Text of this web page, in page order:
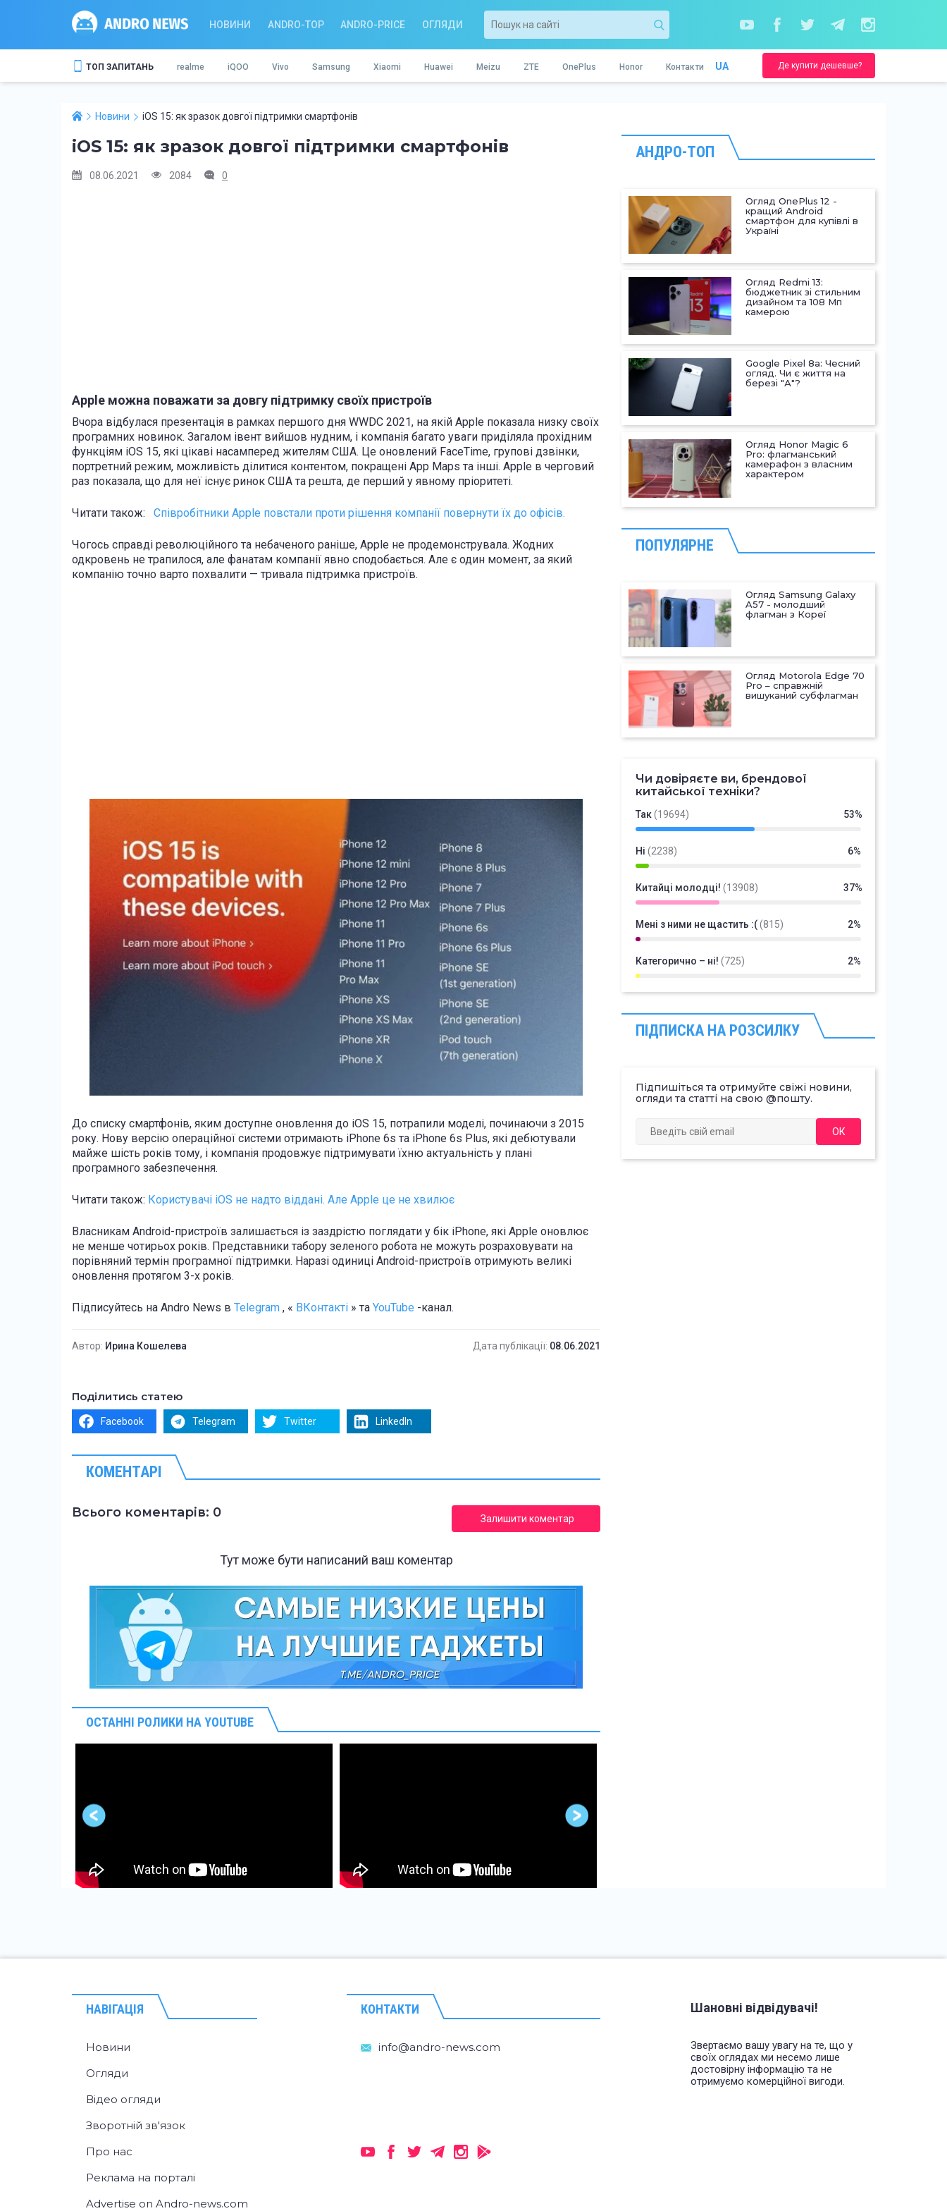
НОВИНИ ANDRO-TOP ANDRO-PRICE ОГЛЯДИ
ТОП ЗАПИТАНЬ realme iQOO Vivo Samsung Xiaomi Huawei Meizu ZTE OnePlus Honor Контакти UA Де купити дешевше?
Новини iOS 15: як зразок довгої підтримки смартфонів
iOS 15: як зразок довгої підтримки смартфонів
08.06.2021 2084 0
Apple можна поважати за довгу підтримку своїх пристроїв
Вчора відбулася презентація в рамках першого дня WWDC 2021, на якій Apple показала низку своїх
програмних новинок. Загалом івент вийшов нудним, і компанія багато уваги приділяла прохідним
функціям iOS 15, які цікаві насамперед жителям США. Це оновлений FaceTime, групові дзвінки,
портретний режим, можливість ділитися контентом, покращені App Maps та інші. Apple в черговий
раз показала, що для неї існує ринок США та решта, де перший у явному пріоритеті.
Читати також: Співробітники Apple повстали проти рішення компанії повернути їх до офісів.
Чогось справді революційного та небаченого раніше, Apple не продемонструвала. Жодних
одкровень не трапилося, але фанатам компанії явно сподобається. Але є один момент, за який
компанію точно варто похвалити — тривала підтримка пристроїв.
До списку смартфонів, яким доступне оновлення до iOS 15, потрапили моделі, починаючи з 2015
року. Нову версію операційної системи отримають iPhone 6s та iPhone 6s Plus, які дебютували
майже шість років тому, і компанія продовжує підтримувати їхню актуальність у плані
програмного забезпечення.
Читати також: Користувачі iOS не надто віддані. Але Apple це не хвилює
Власникам Android-пристроїв залишається із заздрістю поглядати у бік iPhone, які Apple оновлює
не менше чотирьох років. Представники табору зеленого робота не можуть розраховувати на
порівняний термін програмної підтримки. Наразі одиниці Android-пристроїв отримують великі
оновлення протягом 3-х років.
Підписуйтесь на Andro News в Telegram , « ВКонтакті » та YouTube -канал.
Автор: Ирина Кошелева Дата публікації: 08.06.2021
Поділитись статею
Facebook Telegram Twitter LinkedIn
КОМЕНТАРІ
Всього коментарів: 0 Залишити коментар
Тут може бути написаний ваш коментар
ОСТАННІ РОЛИКИ НА YOUTUBE
АНДРО-ТОП
Огляд OnePlus 12 -
кращий Android
смартфон для купівлі в
Україні
Огляд Redmi 13:
бюджетник зі стильним
дизайном та 108 Мп
камерою
Google Pixel 8a: Чесний
огляд. Чи є життя на
березі "А"?
Огляд Honor Magic 6
Pro: флагманський
камерафон з власним
характером
ПОПУЛЯРНЕ
Огляд Samsung Galaxy
A57 - молодший
флагман з Кореї
Огляд Motorola Edge 70
Pro – справжній
вишуканий субфлагман
Чи довіряєте ви, брендової
китайської техніки?
Так(19694) 53%
Ні (2238) 6%
Китайці молодці! (13908) 37%
Мені з ними не щастить :((815) 2%
Категорично – ні! (725) 2%
ПІДПИСКА НА РОЗСИЛКУ
Підпишіться та отримуйте свіжі новини,
огляди та статті на свою @пошту.
ОК
НАВІГАЦІЯ
Новини
Огляди
Відео огляди
Зворотній зв'язок
Про нас
Реклама на порталі
Advertise on Andro-news.com
КОНТАКТИ Шановні відвідувачі!
Звертаємо вашу увагу на те, що у
своїх оглядах ми несемо лише
достовірну інформацію та не
отримуємо комерційної вигоди.